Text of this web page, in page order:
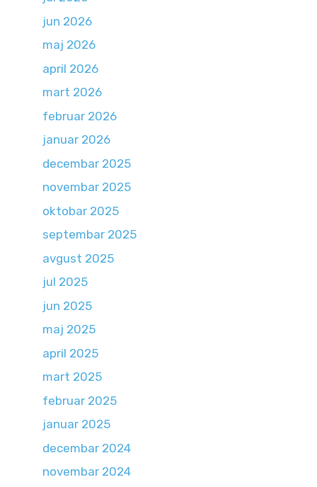
jun 2026
maj 2026
april 2026
mart 2026
februar 2026
januar 2026
decembar 2025
novembar 2025
oktobar 2025
septembar 2025
avgust 2025
jul 2025
jun 2025
maj 2025
april 2025
mart 2025
februar 2025
januar 2025
decembar 2024
novembar 2024